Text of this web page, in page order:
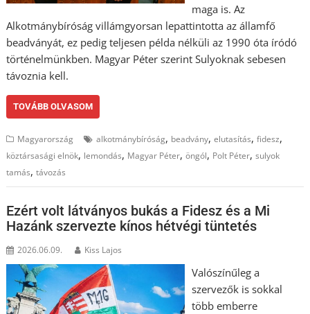
maga is. Az
Alkotmánybíróság villámgyorsan lepattintotta az államfő
beadványát, ez pedig teljesen példa nélküli az 1990 óta íródó
történelmünkben. Magyar Péter szerint Sulyoknak sebesen
távoznia kell.
TOVÁBB OLVASOM
Magyarország alkotmánybíróság, beadvány,elutasítás,fidesz,
köztársasági elnök, lemondás, Magyar Péter,öngól, Polt Péter,sulyok
tamás,távozás
Ezért volt látványos bukás a Fidesz és a Mi
Hazánk szervezte kínos hétvégi tüntetés
2026.06.09. Kiss Lajos
Valószínűleg a
szervezők is sokkal
több emberre